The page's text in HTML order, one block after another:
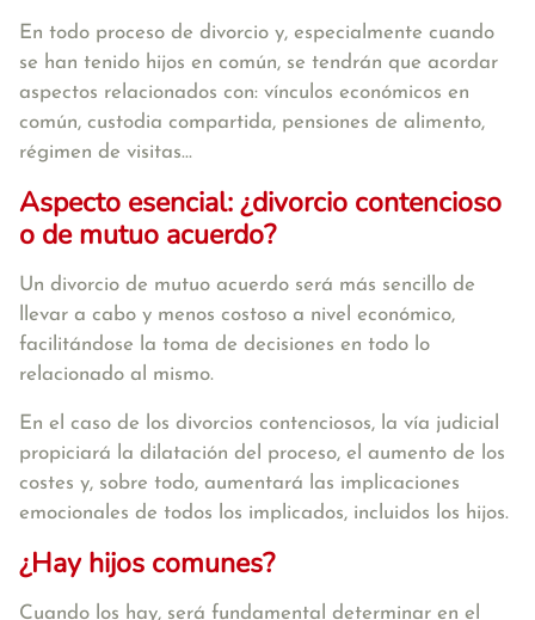
En todo proceso de divorcio y, especialmente cuando
se han tenido hijos en común, se tendrán que acordar
aspectos relacionados con: vínculos económicos en
común, custodia compartida, pensiones de alimento,
régimen de visitas...
Aspecto esencial: ¿divorcio contencioso
o de mutuo acuerdo?
Un divorcio de mutuo acuerdo será más sencillo de
llevar a cabo y menos costoso a nivel económico,
facilitándose la toma de decisiones en todo lo
relacionado al mismo.
En el caso de los divorcios contenciosos, la vía judicial
propiciará la dilatación del proceso, el aumento de los
costes y, sobre todo, aumentará las implicaciones
emocionales de todos los implicados, incluidos los hijos.
¿Hay hijos comunes?
Cuando los hay, será fundamental determinar en el